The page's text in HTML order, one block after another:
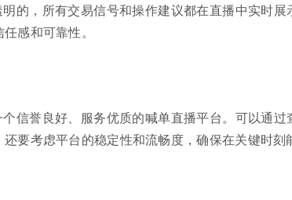
的，所有交易信号和操作建议都在直播中实时
感和可靠性。
信誉良好、服务优质的喊单直播平台。可以通
要考虑平台的稳定性和流畅度，确保在关键时刻